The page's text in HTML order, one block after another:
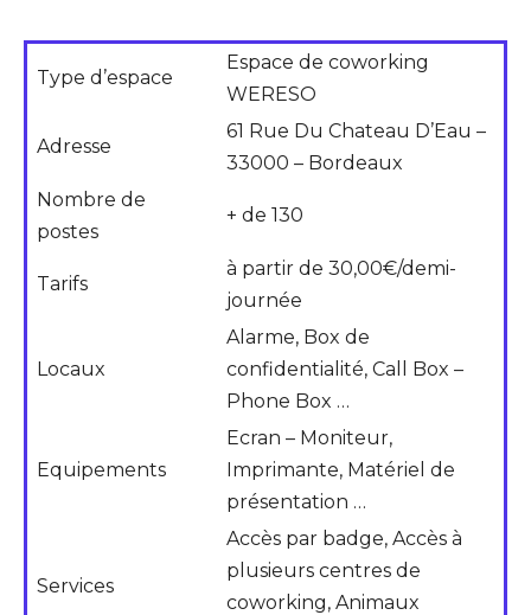
Type d’espace
Espace de coworking
WERESO
Adresse
61 Rue Du Chateau D’Eau –
33000 – Bordeaux
Nombre de
postes
+ de 130
Tarifs
à partir de 30,00€/demi-
journée
Locaux
Alarme, Box de
confidentialité, Call Box –
Phone Box …
Equipements
Ecran – Moniteur,
Imprimante, Matériel de
présentation …
Services
Accès par badge, Accès à
plusieurs centres de
coworking, Animaux